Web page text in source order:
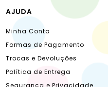
AJUDA
Minha Conta
Formas de Pagamento
Trocas e Devoluções
Política de Entrega
Segurança e Privacidade